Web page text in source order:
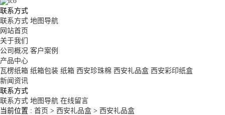
联系方式
联系方式 地图导航
网站首页
关于我们
公司概况 客户案例
产品中心
瓦楞纸箱 纸箱包装 纸箱 西安珍珠棉 西安礼品盒 西安彩印纸盒
新闻资讯
联系方式
联系方式 地图导航 在线留言
当前位置 : 首页 > 西安礼品盒 > 西安礼品盒